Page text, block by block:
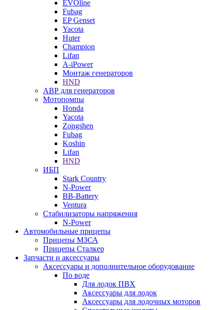
EVOline
Fubag
EP Genset
Yacota
Huter
Champion
Lifan
A-iPower
Монтаж генераторов
HND
АВР для генераторов
Мотопомпы
Honda
Yacota
Zongshen
Fubag
Koshin
Lifan
HND
ИБП
Stark Country
N-Power
BB-Battery
Ventura
Стабилизаторы напряжения
N-Power
Автомобильные прицепы
Прицепы МЗСА
Прицепы Сталкер
Запчасти и аксессуары
Аксессуары и дополнительное оборудование
По воде
Для лодок ПВХ
Аксессуары для лодок
Аксессуары для лодочных моторов